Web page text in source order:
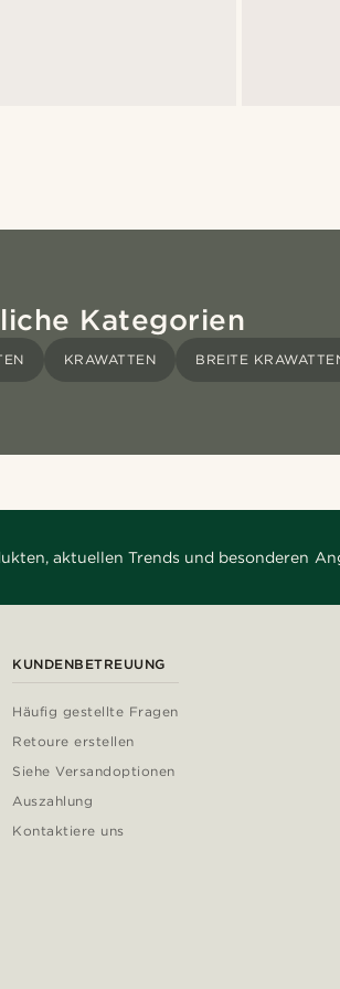
Kategorien
KRAWATTEN BREITE
aktuellen Trends und besonderen
KUNDENBETREUUNG
Häufig gestellte Fragen
Retoure erstellen
Siehe Versandoptionen
Auszahlung
Kontaktiere uns